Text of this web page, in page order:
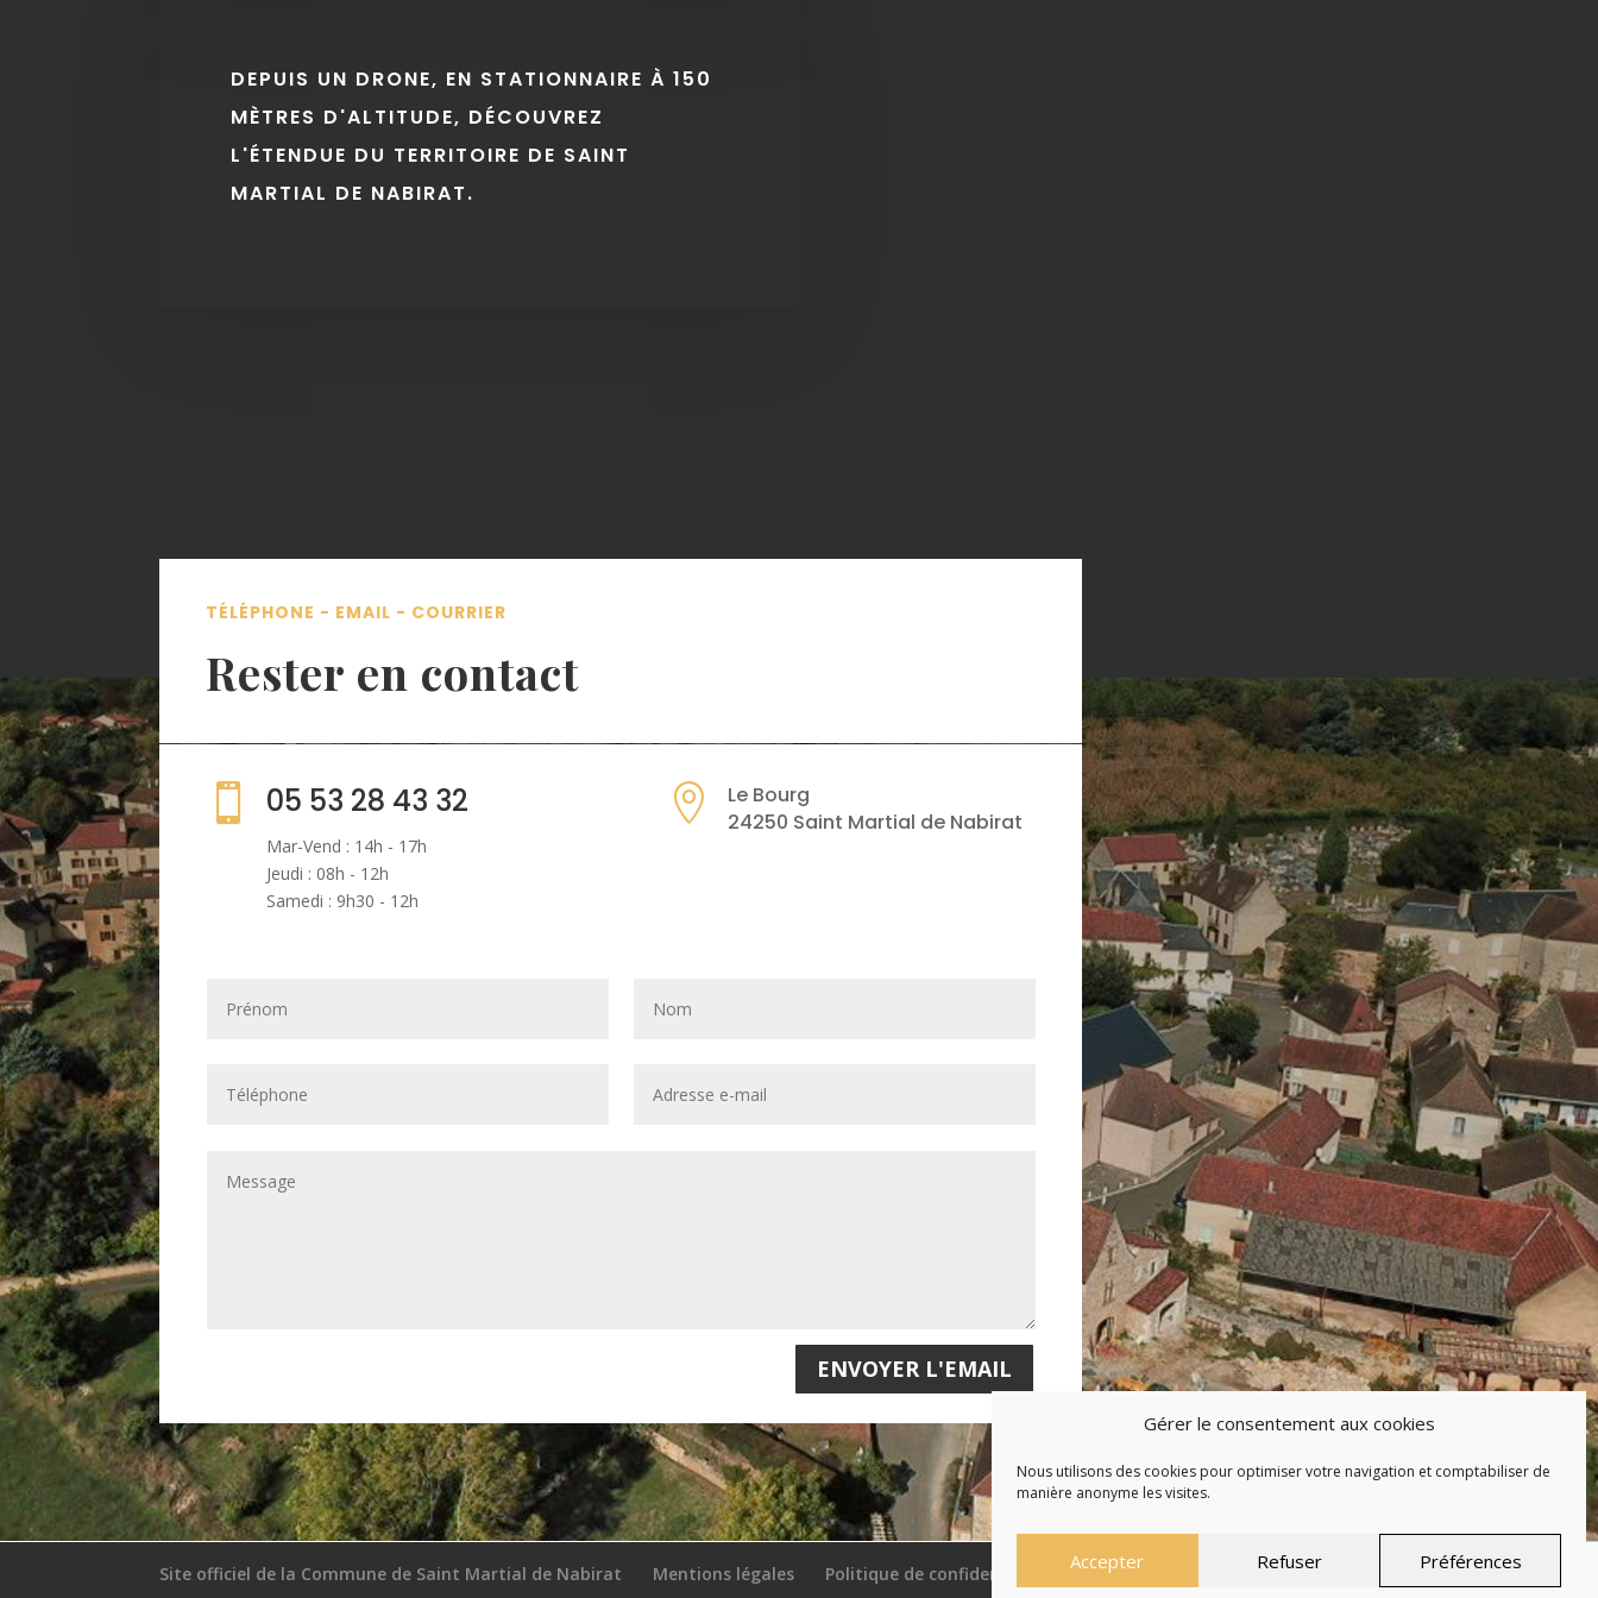
Gérer le consentement aux cookies
Nous utilisons des cookies pour optimiser votre navigation et comptabiliser de
manière anonyme les visites.
Accepter Refuser Préférences
DEPUIS UN DRONE, EN STATIONNAIRE À 150
MÈTRES D'ALTITUDE, DÉCOUVREZ
L'ÉTENDUE DU TERRITOIRE DE SAINT
MARTIAL DE NABIRAT.
TÉLÉPHONE - EMAIL - COURRIER
Rester en contact
 05 53 28 43 32
Mar-Vend : 14h - 17h
Jeudi : 08h - 12h
Samedi : 9h30 - 12h

Le Bourg
24250 Saint Martial de Nabirat
ENVOYER L'EMAIL
Site officiel de la Commune de Saint Martial de Nabirat Mentions légales Politique de confidentialité